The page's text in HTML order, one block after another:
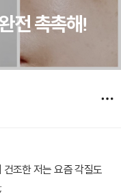
전 촉촉해!
건조한 저는 요즘 각질도